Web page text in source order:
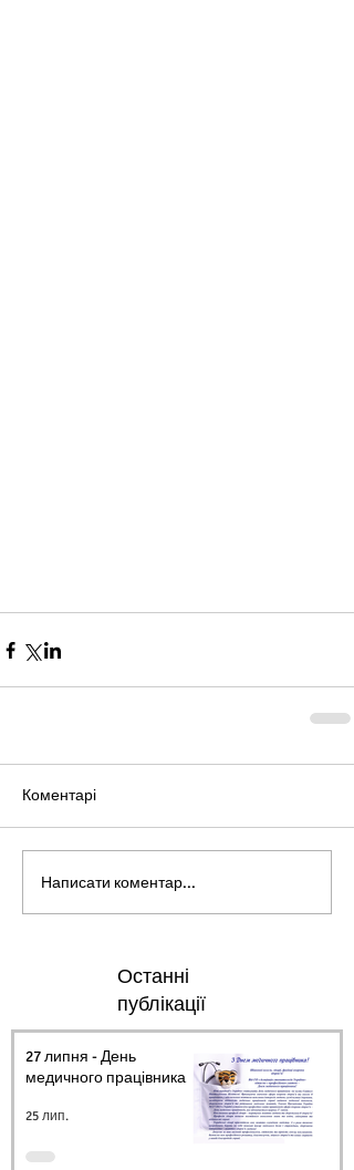
Коментарі
Написати коментар...
Останні
публікації
27 липня - День
медичного працівника.
25 лип.